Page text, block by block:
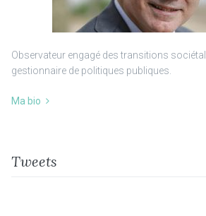
Observateur engagé des transitions
gestionnaire de politiques publiques.
Ma bio
Tweets